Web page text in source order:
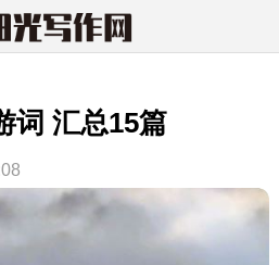
词 汇总15篇